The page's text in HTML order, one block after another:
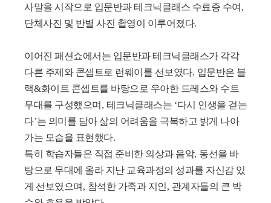
사말을 시작으로 입문반과 테크닉클래스 수료증 수여 ,
단체사진 및 반별 사진 촬영이 이루어졌다.
이어진 패션쇼에서는 입문반과 테크닉클래스가 각각
다른 주제와 콘셉트로 런웨이를 선보였다. 입문반은 블
랙&화이트 콘셉트를 바탕으로 우아한 드레스와 수트
무대를 구성했으며 , 테크닉클래스는 ‘다시 인생을 걷는
다’는 의미를 담아 삶의 어려움을 극복하고 밝게 나아
가는 모습을 표현했다.
특히 학습자들은 직접 준비한 의상과 음악, 동선을 바
탕으로 무대에 올라 지난 교육과정의 성과를 자신감 있
게 선보였으며 , 참석한 가족과 지인, 관계자들의 큰 박